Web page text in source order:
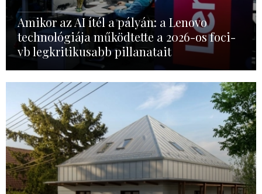
Amikor az AI ítél a pályán: a Lenovo
technológiája működtette a 2026-os foci-
vb legkritikusabb pillanatait